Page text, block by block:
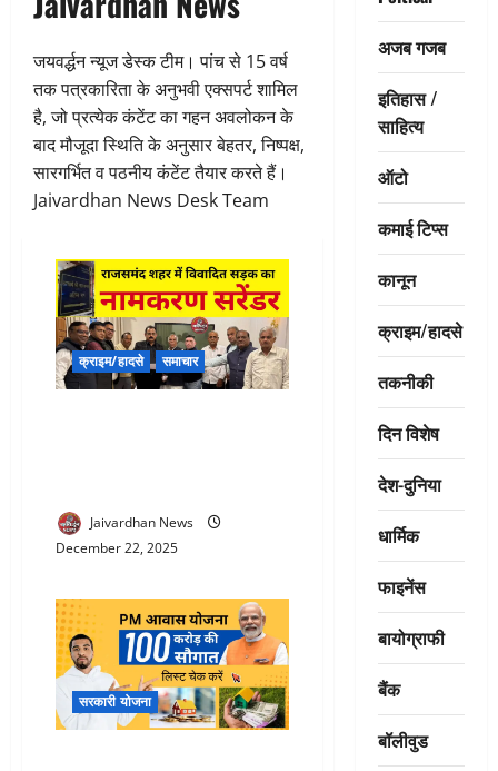
जयवर्द्धन न्यूज डेस्क टीम। पांच से 15 वर्ष
तक पत्रकारिता के अनुभवी एक्सपर्ट शामिल
है, जो प्रत्येक कंटेंट का गहन अवलोकन के
बाद मौजूदा स्थिति के अनुसार बेहतर, निष्पक्ष,
सारगर्भित व पठनीय कंटेंट तैयार करते हैं।
Jaivardhan News Desk Team
क्राइम/हादसे समाचार
Jaivardhan News
December 22, 2025
सरकारी योजना
अजब गजब
इतिहास /
साहित्य
ऑटो
कमाई टिप्स
कानून
क्राइम/हादसे
तकनीकी
दिन विशेष
देश-दुनिया
धार्मिक
फाइनेंस
बायोग्राफी
बैंक
बॉलीवुड